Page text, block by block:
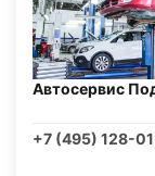
Автосервис
+7 (495) 128-